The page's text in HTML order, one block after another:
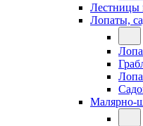
Лестницы
Лопаты,
Малярно-